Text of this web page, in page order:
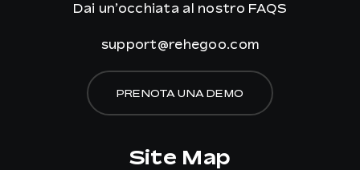
Dai un’occhiata al nostro FAQS
support@rehegoo.com
PRENOTA UNA DEMO
Site Map